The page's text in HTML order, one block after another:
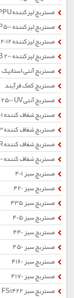
مستربچ لیزکننده PPU
مستربچ لیزکننده PP500
مستربچ لیزکننده 2012
مستربچ لیزکننده SLAB 200
مستربچ آنتی استاتیک
مستربچ کمک فرآیند
مستربچ آنتیPARS 2500 UV
مستربچ شفاف کننده PP CLAR 201
مستربچ شفاف کننده PP CLAR 203
مستربچ شفاف کننده LLD CLAR
مستربچ شفاف کننده OPTICAL 100
مستربچ سبز 401
مستربچ سبز 420
مستربچ سبز 435
مستربچ سبز 405
مستربچ سبز 440
مستربچ سبز 450
مستربچ سبز 4160
مستربچ سبز 4170
مستربچ سبز FS1422